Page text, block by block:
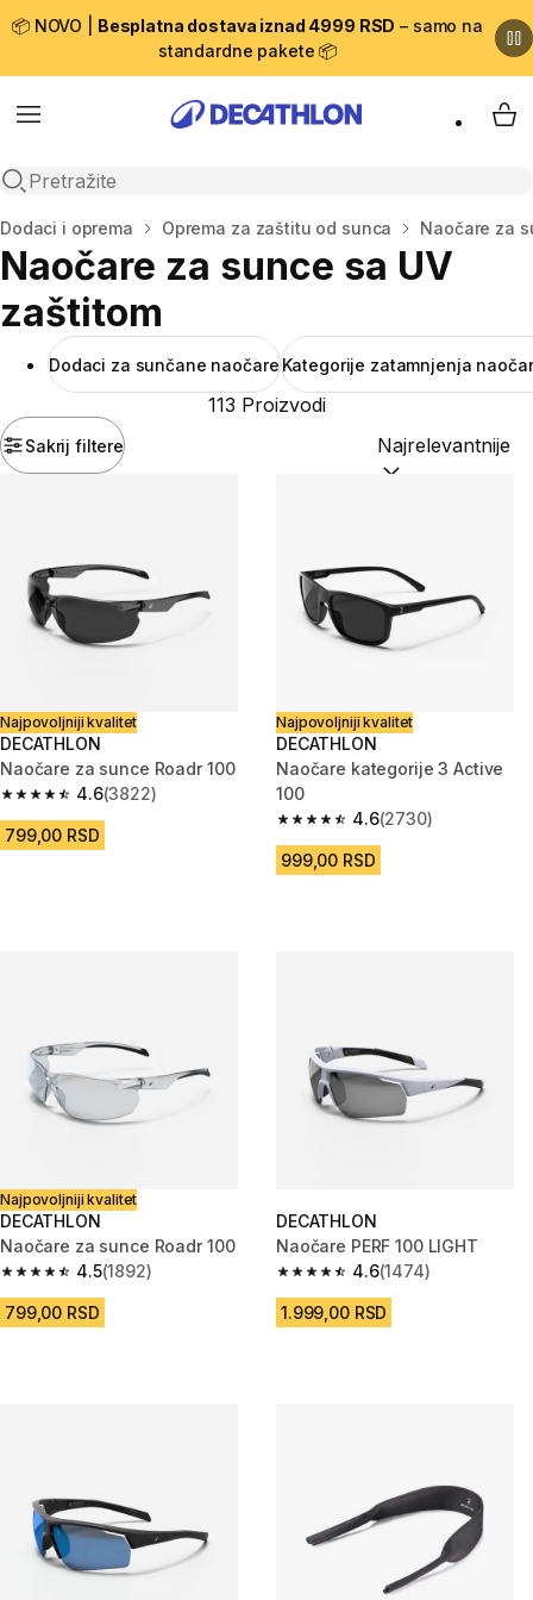
📦 NOVO | Besplatna dostava iznad 4999 RSD – samo na
standardne pakete 📦
Menu
Open search
My
Početna stranica
Dodaci i oprema Oprema za zaštitu od sunca Naočare za
Naočare za sunce sa UV
zaštitom
Dodaci za sunčane naočare Kategorije zatamnjenja
Sakrij filtere
113 Proizvodi
Sortiraj po:
Najpovoljniji kvalitet
DECATHLON
Naočare za sunce Roadr 100
4.6
4.6 od 5 zvezdica from 3822 Recenzije
(3822)
799,00 RSD
Najpovoljniji kvalitet
DECATHLON
Naočare kategorije 3 Active
100
4.6
4.6 od 5 zvezdica from 2730
(2730)
999,00 RSD
Najpovoljniji kvalitet
DECATHLON
Naočare za sunce Roadr 100
4.5
4.5 od 5 zvezdica from 1892 Recenzije
(1892)
799,00 RSD
DECATHLON
Naočare PERF 100 LIGHT
4.6
4.6 od 5 zvezdica from 1474
(1474)
1.999,00 RSD